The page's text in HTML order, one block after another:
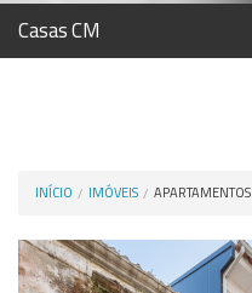
Casas CM
INÍCIO IMÓVEIS APARTAMENTOS